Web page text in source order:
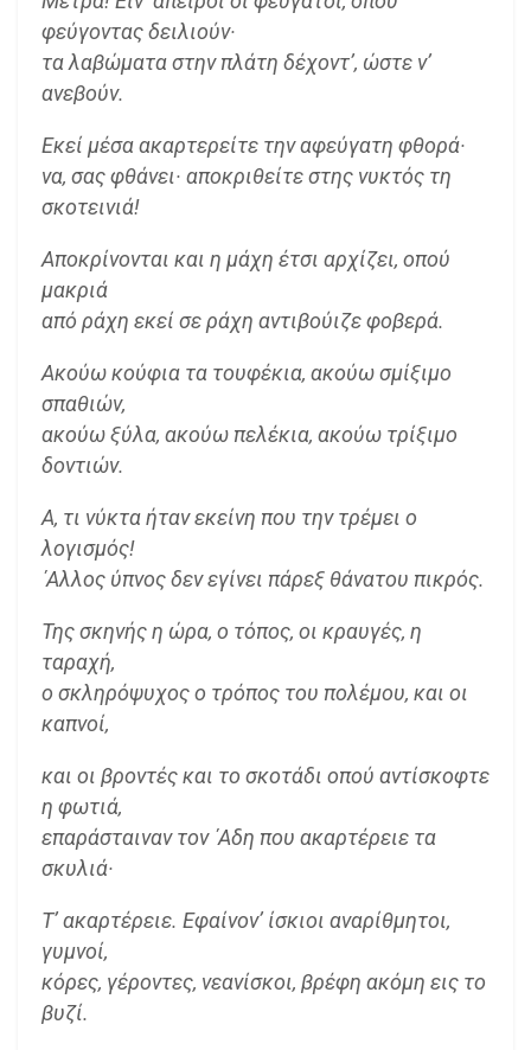
φεύγοντας δειλιούν·
τα λαβώματα στην πλάτη δέχοντ’, ώστε ν’
ανεβούν.
Εκεί μέσα ακαρτερείτε την αφεύγατη φθορά·
να, σας φθάνει· αποκριθείτε στης νυκτός τη
σκοτεινιά!
Αποκρίνονται και η μάχη έτσι αρχίζει, οπού
μακριά
από ράχη εκεί σε ράχη αντιβούιζε φοβερά.
Ακούω κούφια τα τουφέκια, ακούω σμίξιμο
σπαθιών,
ακούω ξύλα, ακούω πελέκια, ακούω τρίξιμο
δοντιών.
Α, τι νύκτα ήταν εκείνη που την τρέμει ο
λογισμός!
΄Αλλος ύπνος δεν εγίνει πάρεξ θάνατου πικρός.
Της σκηνής η ώρα, ο τόπος, οι κραυγές, η
ταραχή,
ο σκληρόψυχος ο τρόπος του πολέμου, και οι
καπνοί,
και οι βροντές και το σκοτάδι οπού αντίσκοφτε
η φωτιά,
επαράσταιναν τον ΄Αδη που ακαρτέρειε τα
σκυλιά·
Τ’ ακαρτέρειε. Εφαίνον’ ίσκιοι αναρίθμητοι,
γυμνοί,
κόρες, γέροντες, νεανίσκοι, βρέφη ακόμη εις το
βυζί.